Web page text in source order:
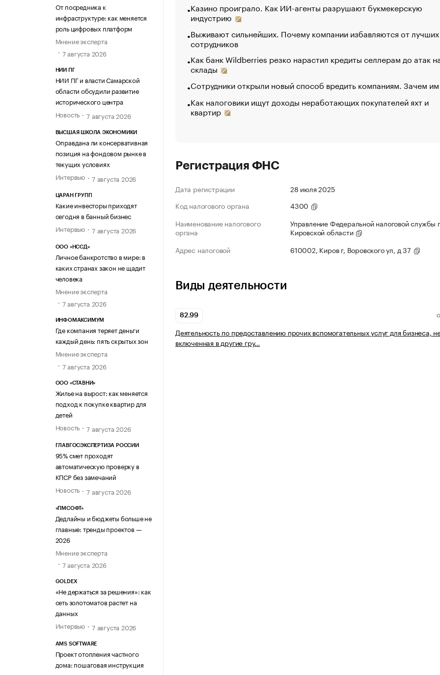
От посредника к
инфраструктуре: как меняется
роль цифровых платформ
Мнение эксперта
7 августа 2026
НИИ ПГ
НИИ ПГ и власти Самарской
области обсудили развитие
исторического центра
Новость
7 августа 2026
ВЫСШАЯ ШКОЛА ЭКОНОМИКИ
Оправдана ли консервативная
позиция на фондовом рынке в
текущих условиях
Интервью
7 августа 2026
ЦАРАН ГРУПП
Какие инвесторы приходят
сегодня в банный бизнес
Интервью
7 августа 2026
ООО «НССД»
Личное банкротство в мире: в
каких странах закон не щадит
человека
Мнение эксперта
7 августа 2026
ИНФОМАКСИМУМ
Где компания теряет деньги
каждый день: пять скрытых зон
Мнение эксперта
7 августа 2026
ООО «СТАВНИ»
Жилье на вырост: как меняется
подход к покупке квартир для
детей
Новость
7 августа 2026
ГЛАВГОСЭКСПЕРТИЗА РОССИИ
95% смет проходят
автоматическую проверку в
КПСР без замечаний
Новость
7 августа 2026
«ПМСОФТ»
Дедлайны и бюджеты больше не
главные: тренды проектов —
2026
Мнение эксперта
7 августа 2026
GOLDEX
«Не держаться за решения»: как
сеть золотоматов растет на
данных
Интервью
7 августа 2026
AMS SOFTWARE
Проект отопления частного
дома: пошаговая инструкция
Казино проиграло. Как ИИ-агенты разрушают букмекерскую
индустрию
Выживают сильнейших. Почему компании избавляются от лучших
сотрудников
Как банк Wildberries резко нарастил кредиты селлерам до атак
склады
Сотрудники открыли новый способ вредить компаниям. Зачем
Как налоговики ищут доходы неработающих покупателей яхт и
квартир
Регистрация ФНС
Дата регистрации
28 июля 2025
Код налогового органа
4300
Наименование налогового
органа
Управление Федеральной налоговой службы
Кировской области
Адрес налоговой
610002, Киров г, Воровского ул, д 37
Виды деятельности
82.99
Деятельность по предоставлению прочих вспомогательных услуг для бизнеса,
включенная в другие гру…